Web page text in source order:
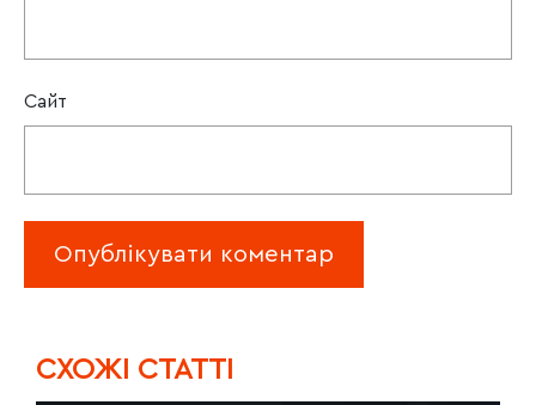
Сайт
CХОЖІ СТАТТІ